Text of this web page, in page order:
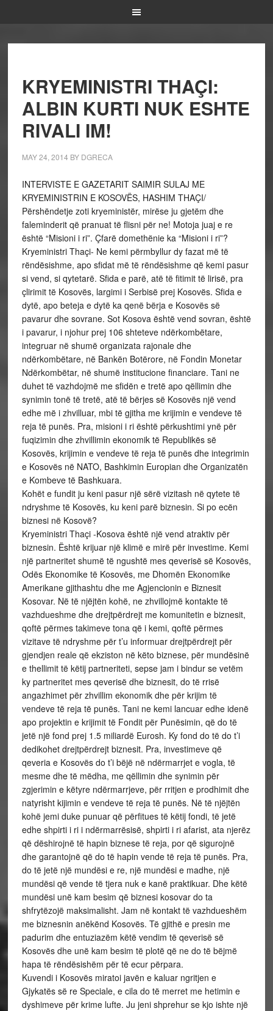
KRYEMINISTRI THAÇI:
ALBIN KURTI NUK ESHTE
RIVALI IM!
MAY 24, 2014 BY DGRECA
INTERVISTE E GAZETARIT SAIMIR SULAJ ME
KRYEMINISTRIN E KOSOVËS, HASHIM THAÇI/
Përshëndetje zoti kryeministër, mirëse ju gjetëm dhe
faleminderit që pranuat të flisni për ne! Motoja juaj e re
është “Misioni i ri”. Çfarë domethënie ka “Misioni i ri”?
Kryeministri Thaçi- Ne kemi përmbyllur dy fazat më të
rëndësishme, apo sfidat më të rëndësishme që kemi pasur
si vend, si qytetarë. Sfida e parë, atë të fitimit të lirisë, pra
çlirimit të Kosovës, largimi i Serbisë prej Kosovës. Sfida e
dytë, apo beteja e dytë ka qenë bërja e Kosovës së
pavarur dhe sovrane. Sot Kosova është vend sovran, është
i pavarur, i njohur prej 106 shteteve ndërkombëtare,
integruar në shumë organizata rajonale dhe
ndërkombëtare, në Bankën Botërore, në Fondin Monetar
Ndërkombëtar, në shumë institucione financiare. Tani ne
duhet të vazhdojmë me sfidën e tretë apo qëllimin dhe
synimin tonë të tretë, atë të bërjes së Kosovës një vend
edhe më i zhvilluar, mbi të gjitha me krijimin e vendeve të
reja të punës. Pra, misioni i ri është përkushtimi ynë për
fuqizimin dhe zhvillimin ekonomik të Republikës së
Kosovës, krijimin e vendeve të reja të punës dhe integrimin
e Kosovës në NATO, Bashkimin Europian dhe Organizatën
e Kombeve të Bashkuara.
Kohët e fundit ju keni pasur një sërë vizitash në qytete të
ndryshme të Kosovës, ku keni parë biznesin. Si po ecën
biznesi në Kosovë?
Kryeministri Thaçi -Kosova është një vend atraktiv për
biznesin. Është krijuar një klimë e mirë për investime. Kemi
një partneritet shumë të ngushtë mes qeverisë së Kosovës,
Odës Ekonomike të Kosovës, me Dhomën Ekonomike
Amerikane gjithashtu dhe me Agjencionin e Biznesit
Kosovar. Në të njëjtën kohë, ne zhvillojmë kontakte të
vazhdueshme dhe drejtpërdrejt me komunitetin e biznesit,
qoftë përmes takimeve tona që i kemi, qoftë përmes
vizitave të ndryshme për t’u informuar drejtpërdrejt për
gjendjen reale që ekziston në këto biznese, për mundësinë
e thellimit të këtij partneriteti, sepse jam i bindur se vetëm
ky partneritet mes qeverisë dhe biznesit, do të rrisë
angazhimet për zhvillim ekonomik dhe për krijim të
vendeve të reja të punës. Tani ne kemi lancuar edhe idenë
apo projektin e krijimit të Fondit për Punësimin, që do të
jetë një fond prej 1.5 miliardë Eurosh. Ky fond do të do t’i
dedikohet drejtpërdrejt biznesit. Pra, investimeve që
qeveria e Kosovës do t’i bëjë në ndërmarrjet e vogla, të
mesme dhe të mëdha, me qëllimin dhe synimin për
zgjerimin e këtyre ndërmarrjeve, për rritjen e prodhimit dhe
natyrisht kijimin e vendeve të reja të punës. Në të njëjtën
kohë jemi duke punuar që përfitues të këtij fondi, të jetë
edhe shpirti i ri i ndërmarrësisë, shpirti i ri afarist, ata njerëz
që dëshirojnë të hapin biznese të reja, por që sigurojnë
dhe garantojnë që do të hapin vende të reja të punës. Pra,
do të jetë një mundësi e re, një mundësi e madhe, një
mundësi që vende të tjera nuk e kanë praktikuar. Dhe këtë
mundësi unë kam besim që biznesi kosovar do ta
shfrytëzojë maksimalisht. Jam në kontakt të vazhdueshëm
me biznesnin anëkënd Kosovës. Të gjithë e presin me
padurim dhe entuziazëm këtë vendim të qeverisë së
Kosovës dhe unë kam besim të plotë që ne do të bëjmë
hapa të rëndësishëm për të ecur përpara.
Kuvendi i Kosovës miratoi javën e kaluar ngritjen e
Gjykatës së re Speciale, e cila do të merret me hetimin e
dyshimeve për krime lufte. Ju jeni shprehur se kjo ishte një